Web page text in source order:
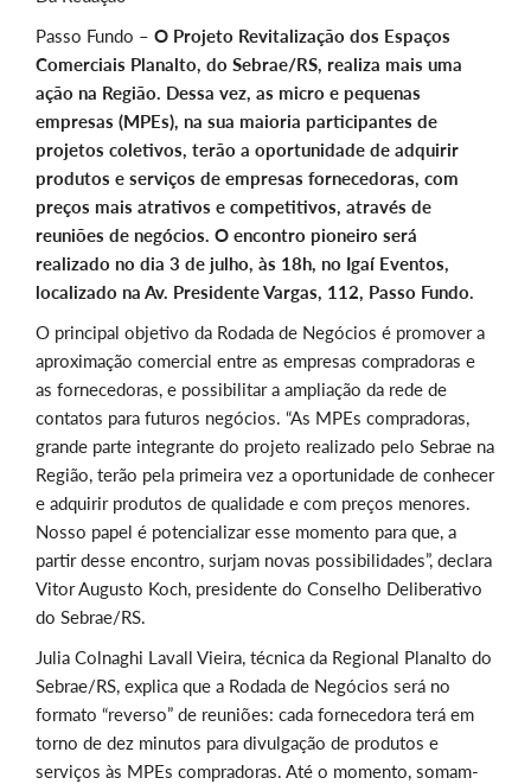
Passo Fundo – O Projeto Revitalização dos Espaços
Comerciais Planalto, do Sebrae/RS, realiza mais uma
ação na Região. Dessa vez, as micro e pequenas
empresas (MPEs), na sua maioria participantes de
projetos coletivos, terão a oportunidade de adquirir
produtos e serviços de empresas fornecedoras, com
preços mais atrativos e competitivos, através de
reuniões de negócios. O encontro pioneiro será
realizado no dia 3 de julho, às 18h, no Igaí Eventos,
localizado na Av. Presidente Vargas, 112, Passo Fundo.
O principal objetivo da Rodada de Negócios é promover a
aproximação comercial entre as empresas compradoras e
as fornecedoras, e possibilitar a ampliação da rede de
contatos para futuros negócios. “As MPEs compradoras,
grande parte integrante do projeto realizado pelo Sebrae na
Região, terão pela primeira vez a oportunidade de conhecer
e adquirir produtos de qualidade e com preços menores.
Nosso papel é potencializar esse momento para que, a
partir desse encontro, surjam novas possibilidades”, declara
Vitor Augusto Koch, presidente do Conselho Deliberativo
do Sebrae/RS.
Julia Colnaghi Lavall Vieira, técnica da Regional Planalto do
Sebrae/RS, explica que a Rodada de Negócios será no
formato “reverso” de reuniões: cada fornecedora terá em
torno de dez minutos para divulgação de produtos e
serviços às MPEs compradoras. Até o momento, somam-